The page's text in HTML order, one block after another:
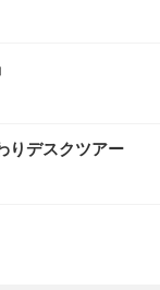
りデスクツアー